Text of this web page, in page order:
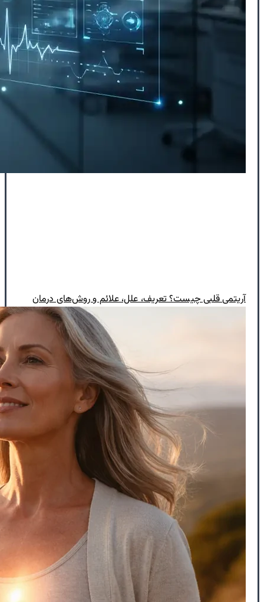
آریتمی قلبی چیست؟ تعریف، علل، علائم و روش‌های درمان